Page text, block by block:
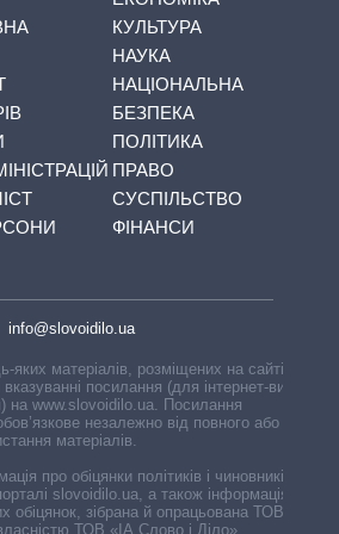
КУЛЬТУРА
НАУКА
НАЦІОНАЛЬНА
БЕЗПЕКА
ПОЛІТИКА
ПРАВО
СУСПІЛЬСТВО
ФІНАНСИ
info@slovoidilo.ua
яких матеріалів, розміщених на сайті,
посилання (для інтернет-видань
на www.slovoidilo.ua. Посилання
незалежно від повного або
матеріалів.
про обіцянки політиків і чиновників,
slovoidilo.ua, а також інформація про
обіцянок, зібрана й опрацьована ТОВ «ІА
ТОВ «ІА Слово і Діло».